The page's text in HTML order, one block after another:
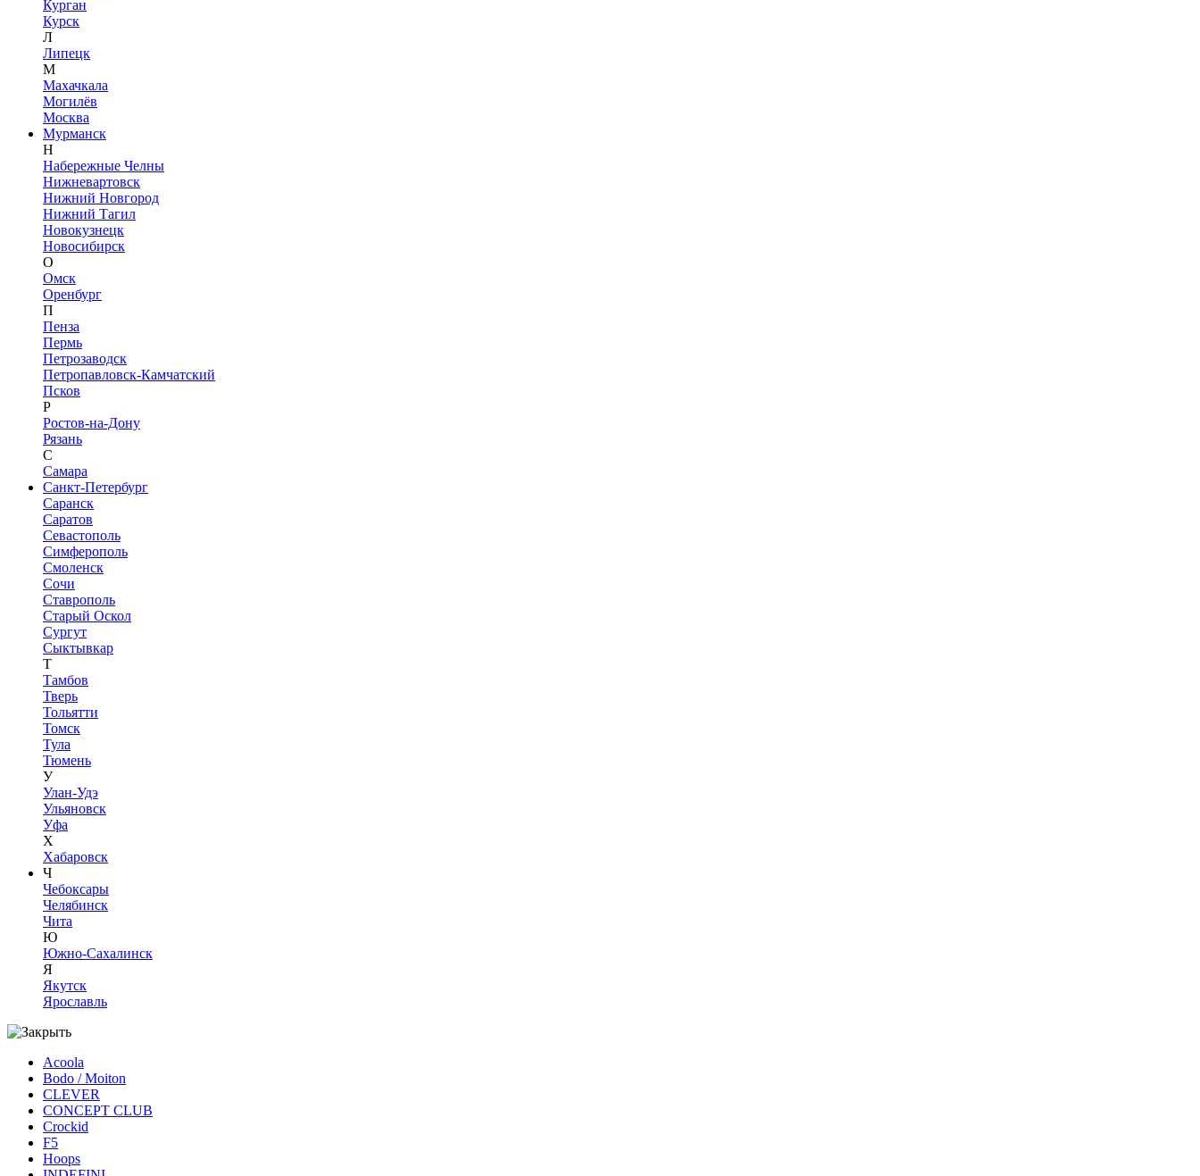
Курган
Курск
Л
Липецк
М
Махачкала
Могилёв
Москва
Мурманск
Н
Набережные Челны
Нижневартовск
Нижний Новгород
Нижний Тагил
Новокузнецк
Новосибирск
О
Омск
Оренбург
П
Пенза
Пермь
Петрозаводск
Петропавловск-Камчатский
Псков
Р
Ростов-на-Дону
Рязань
С
Самара
Санкт-Петербург
Саранск
Саратов
Севастополь
Симферополь
Смоленск
Сочи
Ставрополь
Старый Оскол
Сургут
Сыктывкар
Т
Тамбов
Тверь
Тольятти
Томск
Тула
Тюмень
У
Улан-Удэ
Ульяновск
Уфа
Х
Хабаровск
Ч
Чебоксары
Челябинск
Чита
Ю
Южно-Сахалинск
Я
Якутск
Ярославль
Acoola
Bodo / Moiton
CLEVER
CONCEPT CLUB
Crockid
F5
Hoops